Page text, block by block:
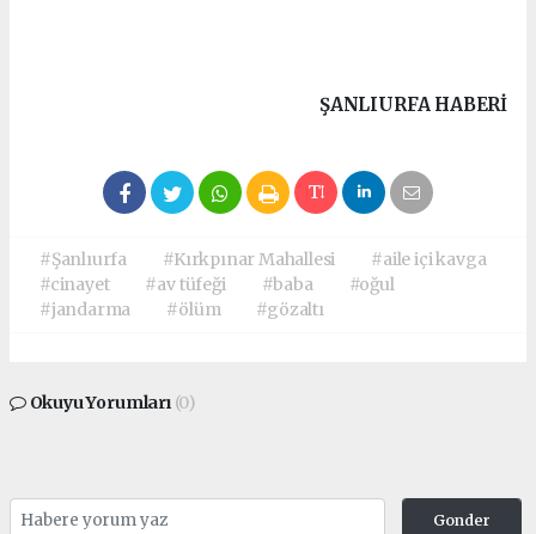
ŞANLIURFA HABERİ
#Şanlıurfa #Kırkpınar Mahallesi
#aile içi kavga
#cinayet
#av tüfeği #baba
#oğul
#jandarma
#ölüm #gözaltı
Okuyu Yorumları (0)
Gonder